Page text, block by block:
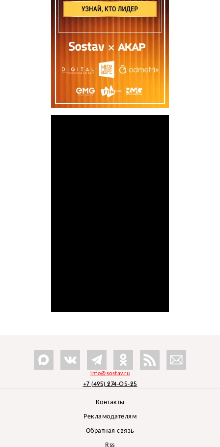
info@sostav.ru
+7 (495) 274-05-25
Контакты
Рекламодателям
Обратная связь
Rss